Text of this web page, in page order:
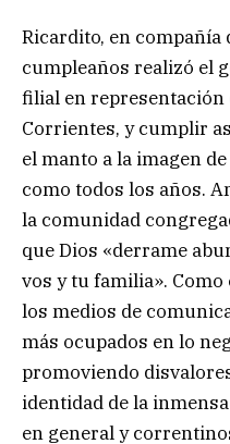
Ricardito, en compañía
cumpleaños realizó el
filial en representación
Corrientes, y cumplir
el manto a la imagen
como todos los años.
la comunidad
que Dios «derrame
vos y tu familia».
los medios de
más ocupados en lo
promoviendo
identidad de la
en general y